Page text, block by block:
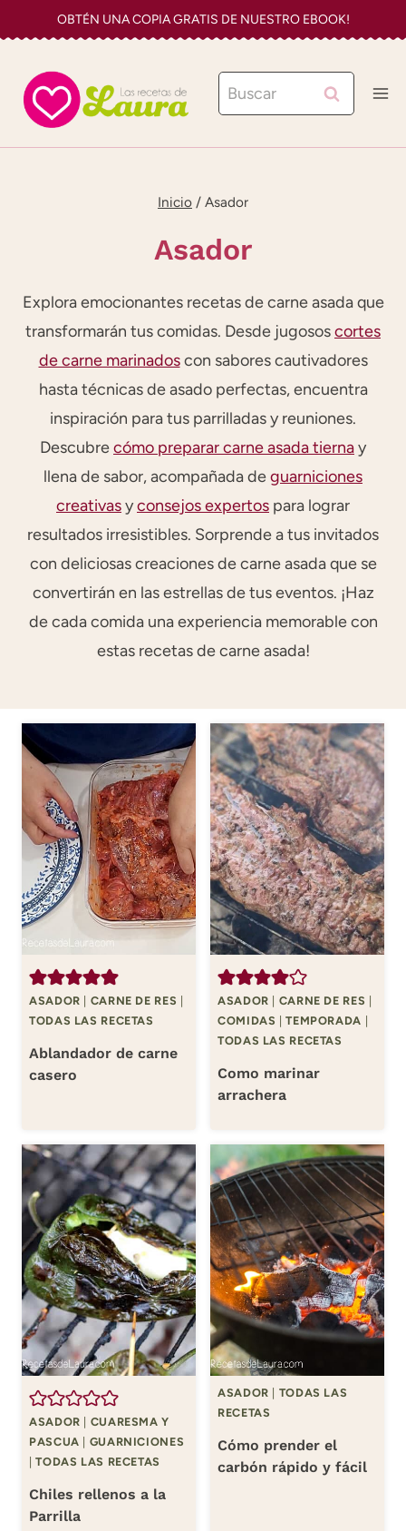
al
contenido
OBTÉN UNA COPIA GRATIS DE NUESTRO EBOOK!
Buscar:
Inicio / Asador
Asador
Explora emocionantes recetas de carne asada que
transformarán tus comidas. Desde jugososcortes
de carne marinadoscon sabores cautivadores
hasta técnicas de asado perfectas, encuentra
inspiración para tus parrilladas y reuniones.
Descubrecómo preparar carne asada tiernay
llena de sabor, acompañada deguarniciones
creativasyconsejos expertos para lograr
resultados irresistibles. Sorprende a tus invitados
con deliciosas creaciones de carne asada que se
convertirán en las estrellas de tus eventos. ¡Haz
de cada comida una experiencia memorable con
estas recetas de carne asada!
ASADOR CARNE DE RES
TODAS LAS RECETAS
Ablandador de carne
casero
ASADOR CARNE DE RES
COMIDAS |TEMPORADA
TODAS LAS RECETAS
Como marinar
arrachera
ASADOR
CUARESMA Y
PASCUA
GUARNICIONES
|TODAS LAS RECETAS
Chiles rellenos a la
Parrilla
ASADOR
TODAS LAS
RECETAS
Cómo prender el
carbón rápido y fácil